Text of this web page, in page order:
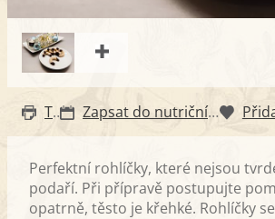
Tisk Zapsat do nutričního diáře
Perfektní rohlíčky, které nejsou
podaří. Při přípravě postupujte
opatrně, těsto je křehké. Rohlíčky